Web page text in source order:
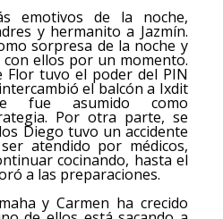
emotivos de la noche,
y hermanito a Jazmín.
sorpresa de la noche y
ellos por un momento.
Flor tuvo el poder del PIN
el balcón a Ixdit
fue asumido como
Por otra parte, se
Diego tuvo un accidente
atendido por médicos,
cocinando, hasta el
a las preparaciones.
y Carmen ha crecido